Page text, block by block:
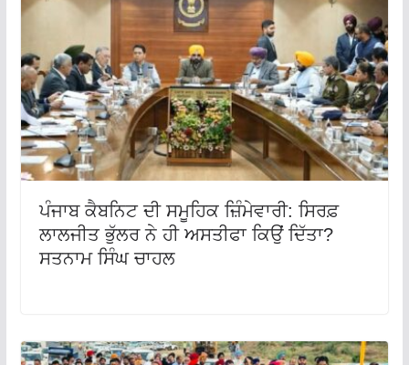
ਪੰਜਾਬ ਕੈਬਨਿਟ ਦੀ ਸਮੂਹਿਕ ਜ਼ਿੰਮੇਵਾਰੀ: ਸਿਰਫ਼
ਲਾਲਜੀਤ ਭੁੱਲਰ ਨੇ ਹੀ ਅਸਤੀਫਾ ਕਿਉਂ ਦਿੱਤਾ?
ਸਤਨਾਮ ਸਿੰਘ ਚਾਹਲ